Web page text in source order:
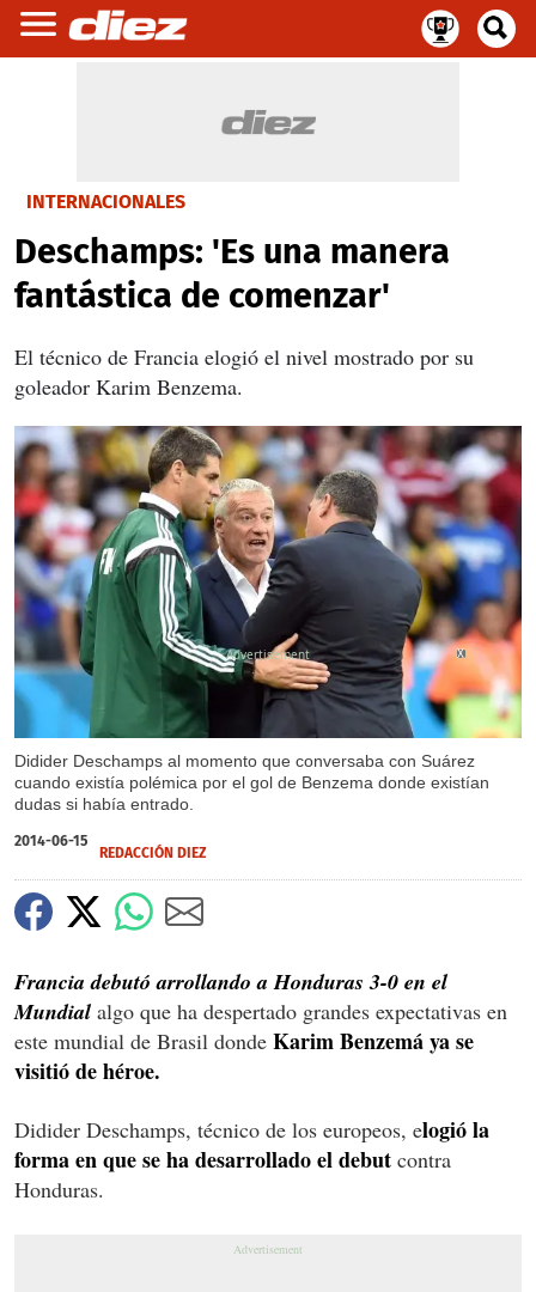
INTERNACIONALES
Deschamps: 'Es una manera
fantástica de comenzar'
El técnico de Francia elogió el nivel mostrado por su
goleador Karim Benzema.
Didider Deschamps al momento que conversaba con Suárez
cuando existía polémica por el gol de Benzema donde existían
dudas si había entrado.
X
2014-06-15
REDACCIÓN DIEZ
Francia debutó arrollando a Honduras 3-0 en el
Mundial algo que ha despertado grandes expectativas en
este mundial de Brasil donde Karim Benzemá ya se
visitió de héroe.
Didider Deschamps, técnico de los europeos, elogió la
forma en que se ha desarrollado el debut contra
Honduras.